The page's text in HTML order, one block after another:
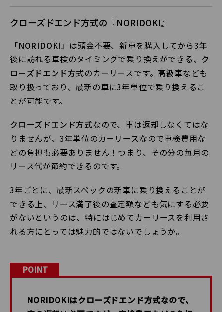
クローズドエンド方式の『NORIDOKI』
「NORIDOKI」 は頭金不要、新車を購入してから3年
後に訪れる車検のタイミングで乗り換えができる、 ク
ローズドエンド方式のカーリースです。高級車なども
取り扱っており、最新の車に3年単位で乗り換えるこ
とが可能です。
クローズドエンド方式なので、車は返却しなくてはな
りませんが、3年単位のカーリースなので車検費用な
どの負担も必要ありません！つまり、その分の毎月の
リース代が節約できるのです。
3年ごとに、最新スペックの新車に乗り換えることが
できる上、リース満了後の査定額なども気にする必要
がないというのは、特にはじめてカーリースを利用さ
れる方にとっては魅力的ではないでしょうか。
POINT
NORIDOKIはクローズドエンド方式なので、